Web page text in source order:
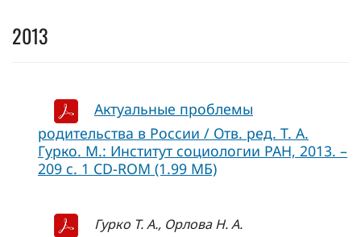
2013
Актуальные проблемы
родительства в России / Отв. ред. Т. А.
Гурко. М.: Институт социологии РАН, 2013. –
209 с. 1 CD-ROM (1.99 МБ)
Гурко Т. А., Орлова Н. А.